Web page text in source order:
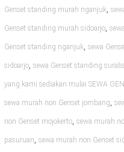
Genset standing murah nganjuk,
Genset standing murah sidoarjo,
Genset standing nganjuk, sewa
sidoarjo, sewa Genset standing
yang kami sediakan mulai SEWA
sewa murah non Genset jombang,
non Genset mojokerto, sewa murah
pasuruan, sewa murah non Genset